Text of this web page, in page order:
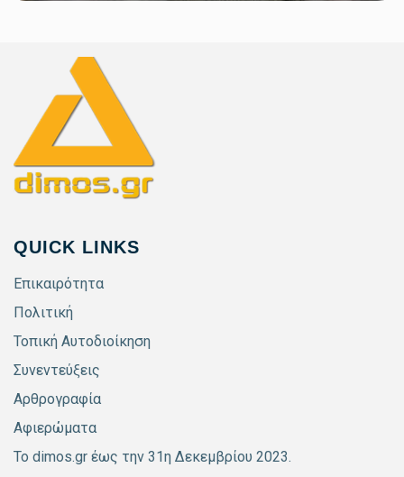
QUICK LINKS
Επικαιρότητα
Πολιτική
Τοπική Αυτοδιοίκηση
Συνεντεύξεις
Αρθρογραφία
Αφιερώματα
Το dimos.gr έως την 31η Δεκεμβρίου 2023.